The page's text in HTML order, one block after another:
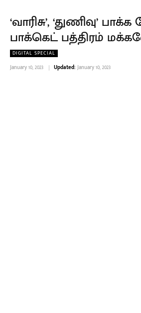
‘வாரிசு’, ‘துணிவு’
பாக்கெட் பத்திரம்
DIGITAL SPECIAL
January 10, 2023 Updated: January 10, 2023